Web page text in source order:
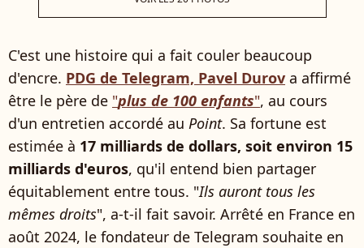
C'est une histoire qui a fait couler beaucoup
d'encre. PDG de Telegram, Pavel Durov a affirmé
être le père de "plus de 100 enfants", au cours
d'un entretien accordé au Point. Sa fortune est
estimée à 17 milliards de dollars, soit environ 15
milliards d'euros, qu'il entend bien partager
équitablement entre tous. "Ils auront tous les
mêmes droits", a-t-il fait savoir. Arrêté en France en
août 2024, le fondateur de Telegram souhaite en